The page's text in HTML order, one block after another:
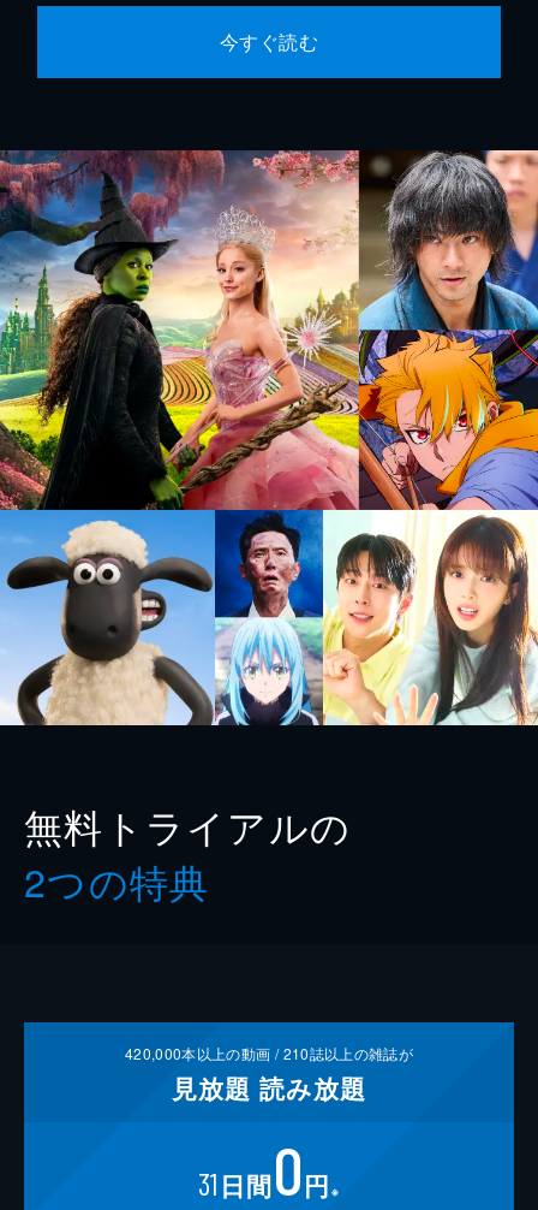
今すぐ読む
無料トライアルの
2つの特典
420,000本以上の動画 /210誌以上の雑誌が
見放題 読み放題
31 日間0円 ※